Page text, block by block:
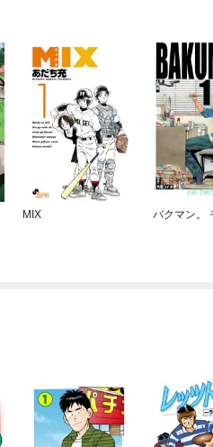
MIX バクマン。